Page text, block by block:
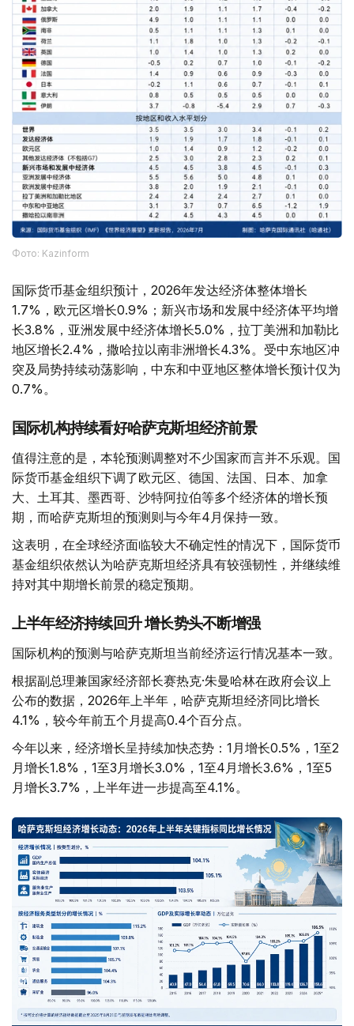
Фото: Kazinform
国际货币基金组织预计，2026年发达经济体整体增长
1.7%，欧元区增长0.9%；新兴市场和发展中经济体平均增
长3.8%，亚洲发展中经济体增长5.0%，拉丁美洲和加勒比
地区增长2.4%，撒哈拉以南非洲增长4.3%。受中东地区冲
突及局势持续动荡影响，中东和中亚地区整体增长预计仅为
0.7%。
国际机构持续看好哈萨克斯坦经济前景
值得注意的是，本轮预测调整对不少国家而言并不乐观。国
际货币基金组织下调了欧元区、德国、法国、日本、加拿
大、土耳其、墨西哥、沙特阿拉伯等多个经济体的增长预
期，而哈萨克斯坦的预测则与今年4月保持一致。
这表明，在全球经济面临较大不确定性的情况下，国际货币
基金组织依然认为哈萨克斯坦经济具有较强韧性，并继续维
持对其中期增长前景的稳定预期。
上半年经济持续回升 增长势头不断增强
国际机构的预测与哈萨克斯坦当前经济运行情况基本一致。
根据副总理兼国家经济部长赛热克·朱曼哈林在政府会议上
公布的数据，2026年上半年，哈萨克斯坦经济同比增长
4.1%，较今年前五个月提高0.4个百分点。
今年以来，经济增长呈持续加快态势：1月增长0.5%，1至2
月增长1.8%，1至3月增长3.0%，1至4月增长3.6%，1至5
月增长3.7%，上半年进一步提高至4.1%。